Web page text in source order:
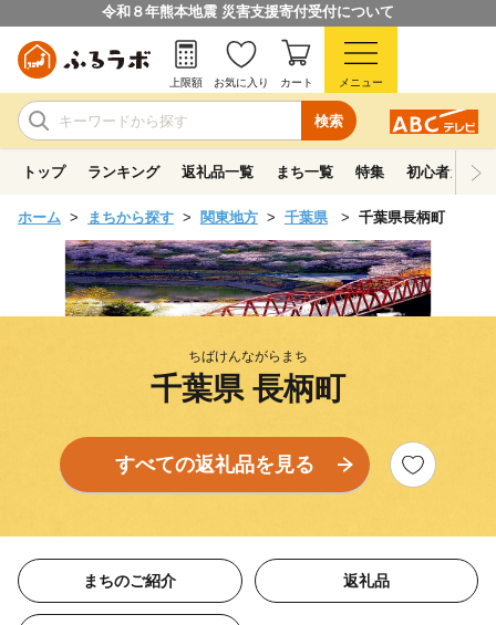
令和８年熊本地震 災害支援寄付受付について
検索
上限額 お気に入り カート メニュー
トップ ランキング 返礼品一覧 まち一覧 特集 初心者ガイド
ホーム まちから探す 関東地方 千葉県 千葉県長柄町
ちばけんながらまち
千葉県 長柄町
すべての返礼品を見る
まちのご紹介 返礼品